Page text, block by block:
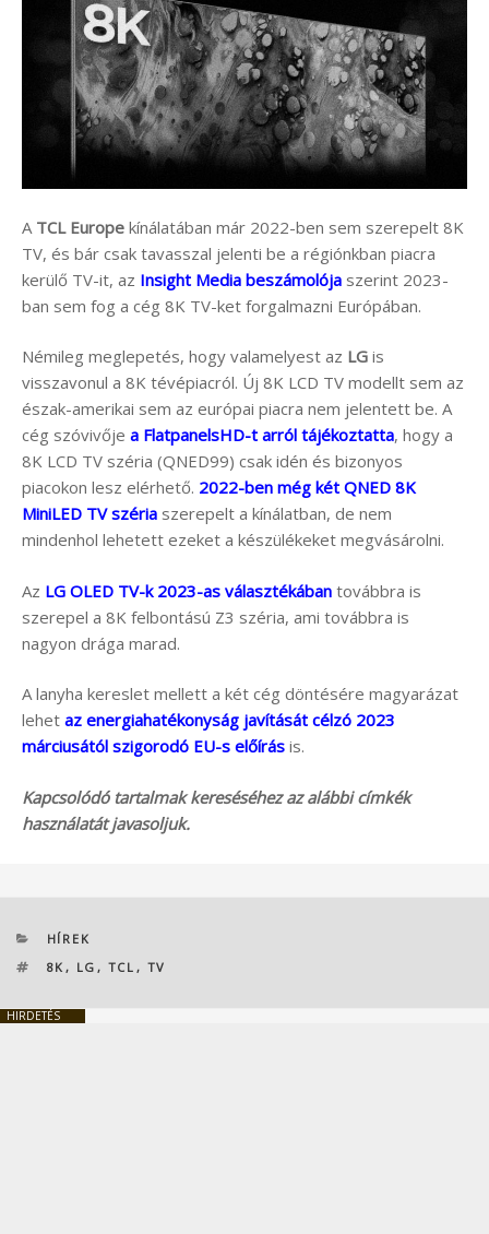
A TCL Europe kínálatában már 2022-ben sem szerepelt 8K
TV, és bár csak tavasszal jelenti be a régiónkban piacra
kerülő TV-it, az Insight Media beszámolója szerint 2023-
ban sem fog a cég 8K TV-ket forgalmazni Európában.
Némileg meglepetés, hogy valamelyest az LG is
visszavonul a 8K tévépiacról. Új 8K LCD TV modellt sem az
észak-amerikai sem az európai piacra nem jelentett be. A
cég szóvivője a FlatpanelsHD-t arról tájékoztatta, hogy a
8K LCD TV széria (QNED99) csak idén és bizonyos
piacokon lesz elérhető. 2022-ben még két QNED 8K
MiniLED TV széria szerepelt a kínálatban, de nem
mindenhol lehetett ezeket a készülékeket megvásárolni.
Az LG OLED TV-k 2023-as választékában továbbra is
szerepel a 8K felbontású Z3 széria, ami továbbra is
nagyon drága marad.
A lanyha kereslet mellett a két cég döntésére magyarázat
lehet az energiahatékonyság javítását célzó 2023
márciusától szigorodó EU-s előírás is.
Kapcsolódó tartalmak kereséséhez az alábbi címkék
használatát javasoljuk.
KATEGÓRIÁK
HÍREK
CÍMKÉK
8K , LG , TCL , TV
HIRDETÉS